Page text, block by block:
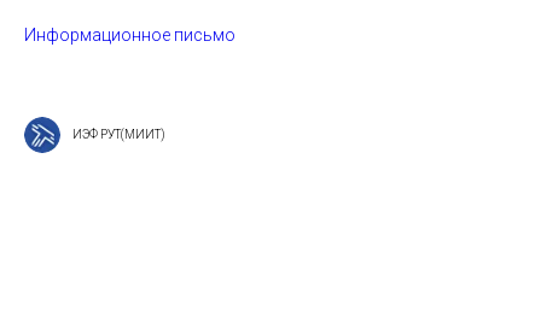
Информационное письмо
ИЭФ РУТ(МИИТ)